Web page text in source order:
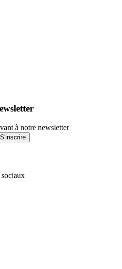
à notre newsletter
S'inscrire
sociaux